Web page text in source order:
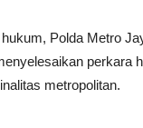
Polda Metro
perkara
metropolitan.